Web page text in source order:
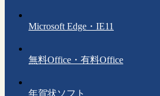
Microsoft Edge・IE11
無料Office・有料Office
年賀状ソフト